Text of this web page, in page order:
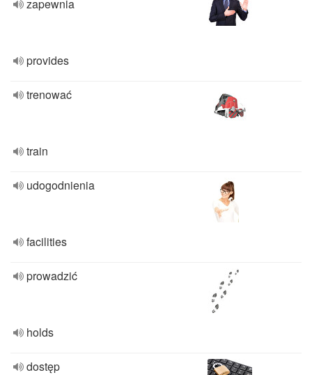
zapewnia
provides
trenować
train
udogodnienia
facilities
prowadzić
holds
dostęp